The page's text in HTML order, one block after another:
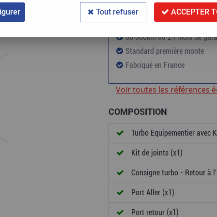
60 000km ou 24 mois de
Standard première monte
Fabriqué en France
Voir toutes les références
COMPOSITION
Turbo Equipementier avec
Kit de joints (x1)
Consigne turbo - Retour à
Port Aller (x1)
Port retour (x1)
Tout refuser ACCEPTER